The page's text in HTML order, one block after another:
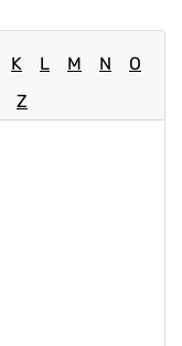
K L M N
O
Z